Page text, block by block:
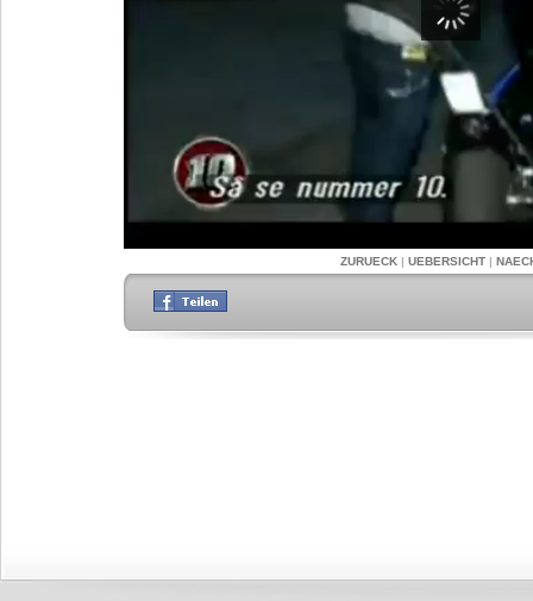
ZURUECK | UEBERSICHT |